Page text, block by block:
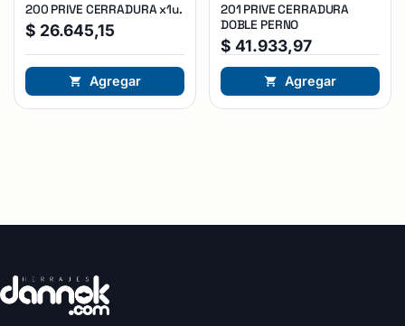
200 PRIVE CERRADURA x1u.
$ 26.645,15
Agregar
201 PRIVE CERRADURA
DOBLE PERNO
$ 41.933,97
Agregar